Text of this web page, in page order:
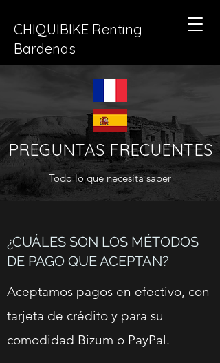
CHIQUIBIKE Renting
Bardenas
PREGUNTAS FRECUENTES
Todo lo que necesita saber
¿CUÁLES SON LOS MÉTODOS
DE PAGO QUE ACEPTAN?
Aceptamos pagos en efectivo, con
tarjeta de crédito y para su
comodidad Bizum o PayPal.